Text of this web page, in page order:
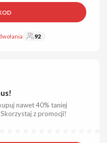
92
nawet 40% taniej
z promocji!